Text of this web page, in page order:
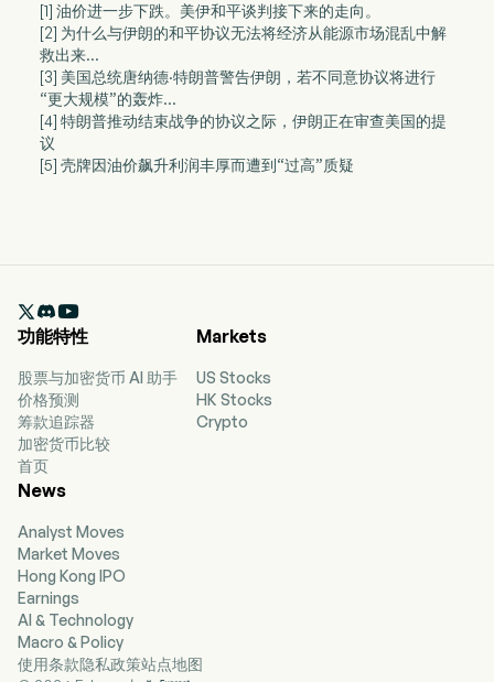
[1] 油价进一步下跌。美伊和平谈判接下来的走向。
[2] 为什么与伊朗的和平协议无法将经济从能源市场混乱中解
救出来...
[3] 美国总统唐纳德·特朗普警告伊朗，若不同意协议将进行
“更大规模”的轰炸...
[4] 特朗普推动结束战争的协议之际，伊朗正在审查美国的提
议
[5] 壳牌因油价飙升利润丰厚而遭到“过高”质疑

功能特性
股票与加密货币 AI 助手
价格预测
筹款追踪器
加密货币比较
首页
Markets
US Stocks
HK Stocks
Crypto
News
Analyst Moves
Market Moves
Hong Kong IPO
Earnings
AI & Technology
Macro & Policy
使用条款隐私政策站点地图